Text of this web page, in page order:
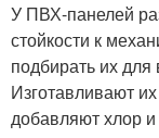
У ПВХ-панелей
стойкости к
подбирать их
Изготавливают
добавляют хлор